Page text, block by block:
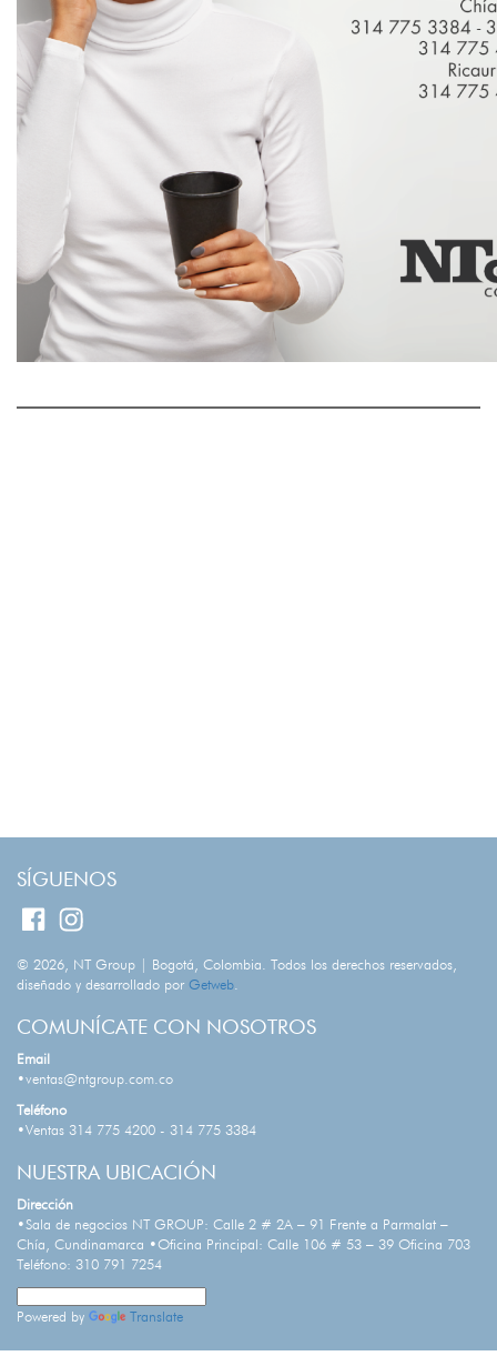
SÍGUENOS
© 2026, NT Group | Bogotá, Colombia. Todos los derechos reservados,
diseñado y desarrollado por Getweb.
COMUNÍCATE CON NOSOTROS
Email
•ventas@ntgroup.com.co
Teléfono
•Ventas 314 775 4200 - 314 775 3384
NUESTRA UBICACIÓN
Dirección
•Sala de negocios NT GROUP: Calle 2 # 2A – 91 Frente a Parmalat –
Chía, Cundinamarca •Oficina Principal: Calle 106 # 53 – 39 Oficina 703
Teléfono: 310 791 7254
Powered by Translate